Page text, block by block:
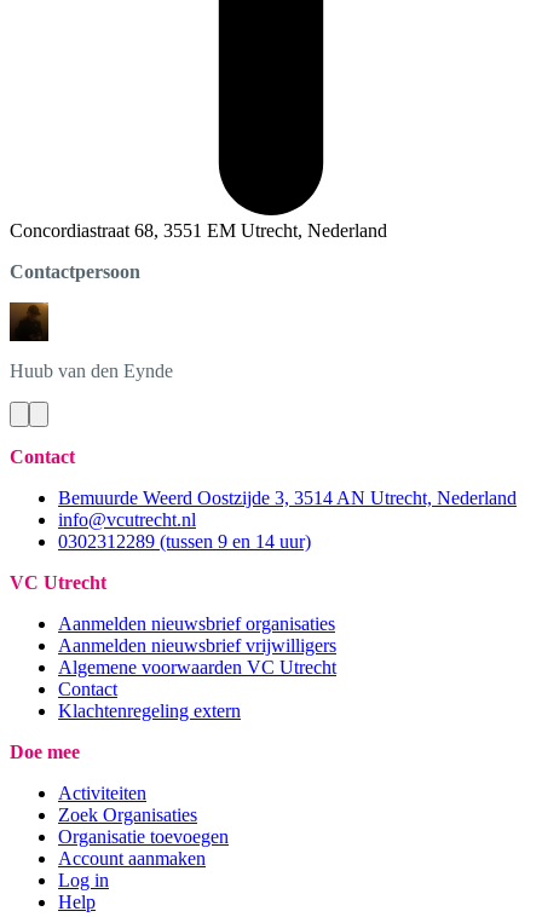
Concordiastraat 68, 3551 EM Utrecht, Nederland
Contactpersoon
Huub van den Eynde
Contact
Bemuurde Weerd Oostzijde 3, 3514 AN Utrecht, Nederland
info@vcutrecht.nl
0302312289 (tussen 9 en 14 uur)
VC Utrecht
Aanmelden nieuwsbrief organisaties
Aanmelden nieuwsbrief vrijwilligers
Algemene voorwaarden VC Utrecht
Contact
Klachtenregeling extern
Doe mee
Activiteiten
Zoek Organisaties
Organisatie toevoegen
Account aanmaken
Log in
Help